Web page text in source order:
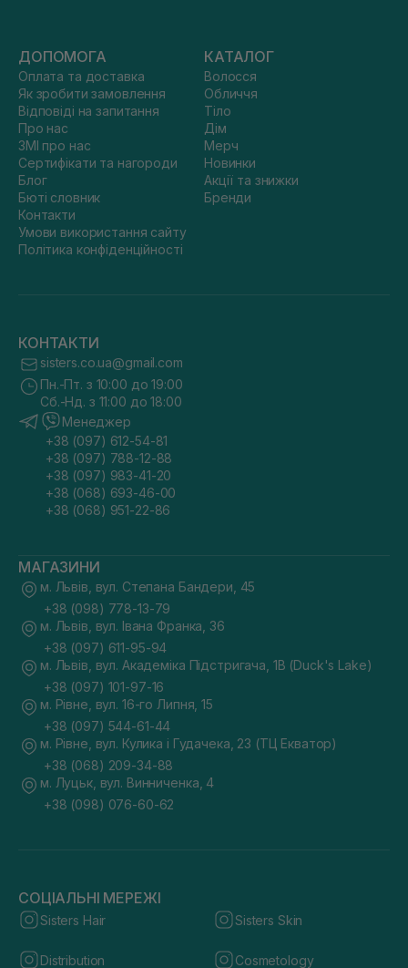
ДОПОМОГА
Оплата та доставка
Як зробити замовлення
Відповіді на запитання
Про нас
ЗМІ про нас
Сертифікати та нагороди
Блог
Бюті словник
Контакти
Умови використання сайту
Політика конфіденційності
КАТАЛОГ
Волосся
Обличчя
Тіло
Дім
Мерч
Новинки
Акції та знижки
Бренди
КОНТАКТИ
sisters.co.ua@gmail.com
Пн.-Пт. з 10:00 до 19:00
Сб.-Нд. з 11:00 до 18:00
Менеджер
+38 (097) 612-54-81
+38 (097) 788-12-88
+38 (097) 983-41-20
+38 (068) 693-46-00
+38 (068) 951-22-86
МАГАЗИНИ
м. Львів, вул. Степана Бандери, 45
+38 (098) 778-13-79
м. Львів, вул. Івана Франка, 36
+38 (097) 611-95-94
м. Львів, вул. Академіка Підстригача, 1В (Duck's Lake)
+38 (097) 101-97-16
м. Рівне, вул. 16-го Липня, 15
+38 (097) 544-61-44
м. Рівне, вул. Кулика і Гудачека, 23 (ТЦ Екватор)
+38 (068) 209-34-88
м. Луцьк, вул. Винниченка, 4
+38 (098) 076-60-62
СОЦІАЛЬНІ МЕРЕЖІ
Sisters Hair Sisters Skin
Distribution Cosmetology